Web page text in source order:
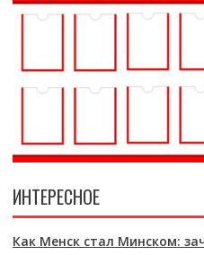
ИНТЕРЕСНОЕ
Как Менск стал Минском: